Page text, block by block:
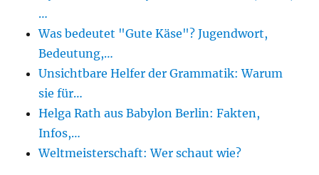
…
Was bedeutet "Gute Käse"? Jugendwort,
Bedeutung,…
Unsichtbare Helfer der Grammatik: Warum
sie für…
Helga Rath aus Babylon Berlin: Fakten,
Infos,…
Weltmeisterschaft: Wer schaut wie?